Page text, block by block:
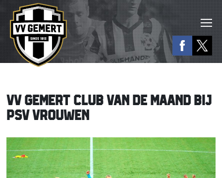
VV GEMERT CLUB VAN DE MAAND BIJ
PSV VROUWEN